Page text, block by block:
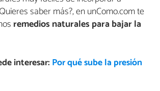
saber más?, en unComo.com te
remedios naturales para bajar la
interesar: Por qué sube la presión